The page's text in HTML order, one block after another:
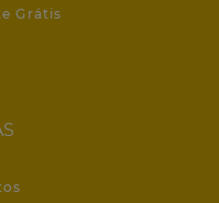
Grátis